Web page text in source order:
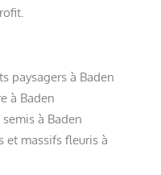
paysagers à Baden
à Baden
à Baden
et massifs fleuris à